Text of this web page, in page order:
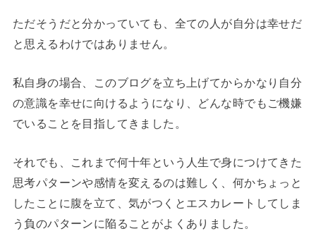
ただそうだと分かっていても、全ての人が自分は幸せだ
と思えるわけではありません。
私自身の場合、このブログを立ち上げてからかなり自分
の意識を幸せに向けるようになり、どんな時でもご機嫌
でいることを目指してきました。
それでも、これまで何十年という人生で身につけてきた
思考パターンや感情を変えるのは難しく、何かちょっと
したことに腹を立て、気がつくとエスカレートしてしま
う負のパターンに陥ることがよくありました。